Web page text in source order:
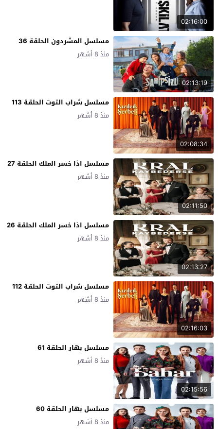
02:16:00
02:13:19
مسلسل المشردون الحلقة 36
منذ 8 أشهر
02:08:34
مسلسل شراب التوت الحلقة 113
منذ 8 أشهر
02:11:50
مسلسل اذا خسر الملك الحلقة 27
منذ 8 أشهر
02:13:27
مسلسل اذا خسر الملك الحلقة 26
منذ 8 أشهر
02:16:03
مسلسل شراب التوت الحلقة 112
منذ 8 أشهر
02:15:56
مسلسل بهار الحلقة 61
منذ 8 أشهر
مسلسل بهار الحلقة 60
منذ 8 أشهر